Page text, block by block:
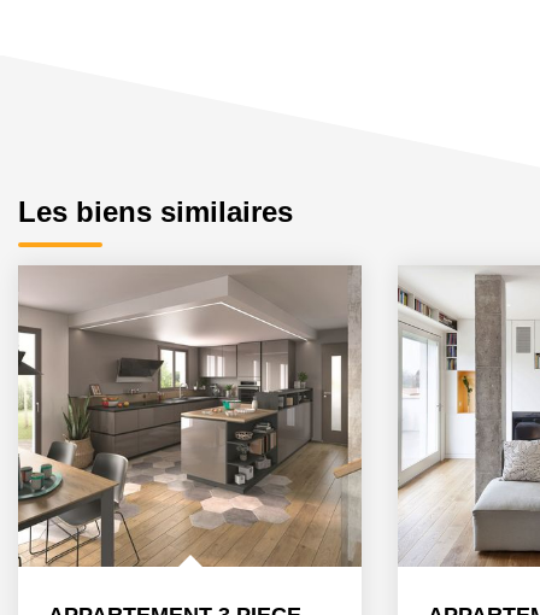
Les biens similaires